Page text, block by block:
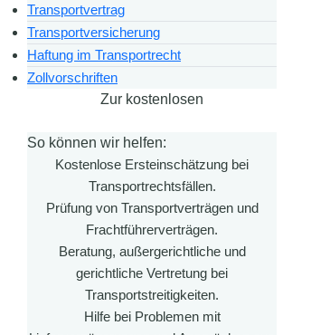
Transportvertrag
Transportversicherung
Haftung im Transportrecht
Zollvorschriften
Zur kostenlosen
So können wir helfen:
Kostenlose Ersteinschätzung bei
Transportrechtsfällen.
Prüfung von Transportverträgen und
Frachtführerverträgen.
Beratung, außergerichtliche und
gerichtliche Vertretung bei
Transportstreitigkeiten.
Hilfe bei Problemen mit